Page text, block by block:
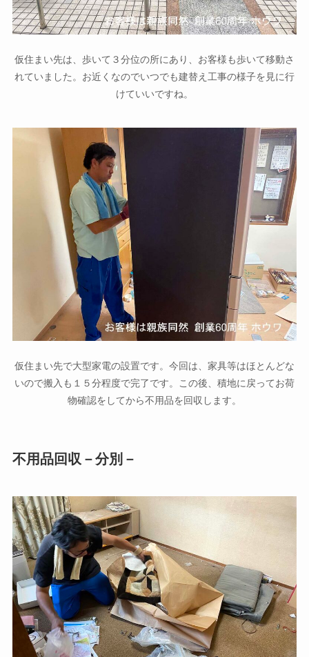
仮住まい先は、歩いて３分位の所にあり、お客様も歩いて移動さ
れていました。お近くなのでいつでも建替え工事の様子を見に行
けていいですね。
仮住まい先で大型家電の設置です。今回は、家具等はほとんどな
いので搬入も１５分程度で完了です。この後、積地に戻ってお荷
物確認をしてから不用品を回収します。
不用品回収－分別－